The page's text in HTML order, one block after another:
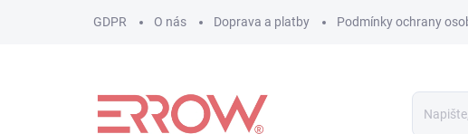
GDPR O nás Doprava a platby Podmínky ochrany